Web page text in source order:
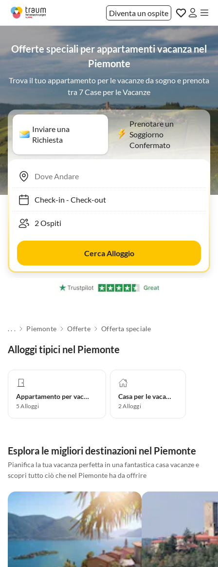
Diventa un ospite
Offerte speciali per appartamenti vacanza nel
Piemonte
Trova il tuo appartamento per le vacanze da sogno e prenota
tra 7 Case per le Vacanze
Inviare una
Richiesta
Prenotare un
Soggiorno
Confermato
Check-in- Check-out
Cerca Alloggio
. . . Piemonte Offerte Offerta speciale
Alloggi tipici nel Piemonte
Appartamento per vacanze
5 Alloggi
Casa per le vacanze
2Alloggi
Esplora le migliori destinazioni nel Piemonte
Pianifica la tua vacanza perfetta in una fantastica casa vacanze e
scopri tutto ciò che nel Piemonte ha da offrire